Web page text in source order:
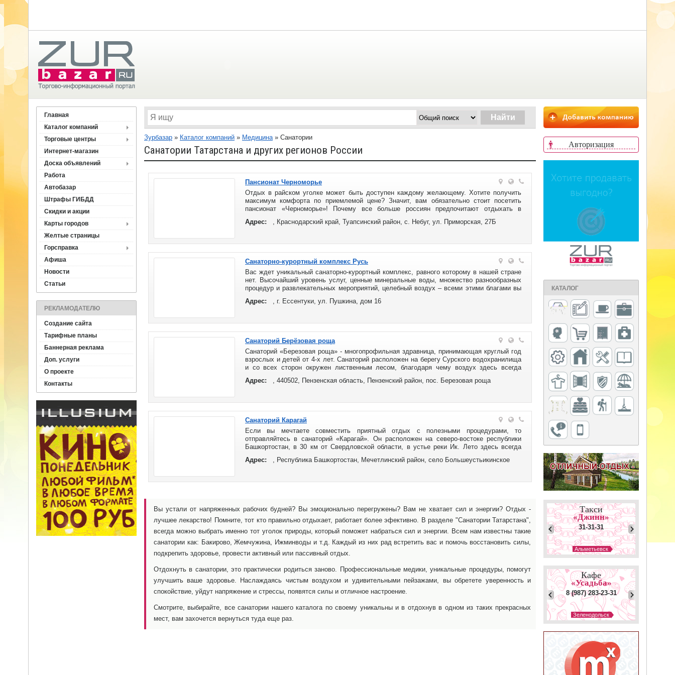
Главная
Каталог компаний
Торговые центры
Интернет-магазин
Доска объявлений
Работа
Автобазар
Штрафы ГИБДД
Скидки и акции
Карты городов
Желтые страницы
Горсправка
Афиша
Новости
Статьи
РЕКЛАМОДАТЕЛЮ
Создание сайта
Тарифные планы
Баннерная реклама
Доп. услуги
О проекте
Контакты
Авторизация
КАТАЛОГ
Такси
«Джинн»
31-31-31
Альметьевск
Такси
«Фрегат»
7-75-75
Зеленодольск
Такси
«Любимое»
4-11-11
Зеленодольск
Такси
«№ 1»
Кафе
«Усадьба»
8 (987) 283-23-31
Зеленодольск
Кафе
«Amadare»
8 (953) 403-28-09
Елабуга
Зурбазар » Каталог компаний » Медицина» Санатории
Санатории Татарстана и других регионов России
Пансионат Черноморье
Отдых в райском уголке может быть доступен каждому желающему. Хотите получить
максимум комфорта по приемлемой цене? Значит, вам обязательно стоит посетить
пансионат «Черноморье»! Почему все больше россиян предпочитают отдыхать в
Адрес: , Краснодарский край, Туапсинский район, с. Небуг, ул. Приморская, 27Б
Санаторно-курортный комплекс Русь
Вас ждет уникальный санаторно-курортный комплекс, равного которому в нашей стране
нет. Высочайший уровень услуг, ценные минеральные воды, множество разнообразных
процедур и развлекательных мероприятий, целебный воздух – всеми этими благами вы
приехать всей семьей.
Адрес: , г. Ессентуки, ул. Пушкина, дом 16
Санаторий Берёзовая роща
Санаторий «Березовая роща» - многопрофильная здравница, принимающая круглый год
взрослых и детей от 4-х лет. Санаторий расположен на берегу Сурского водохранилища
и со всех сторон окружен лиственным лесом, благодаря чему воздух здесь всегда
комфортным в любое время года для людей всех возрастов.
Адрес: , 440502, Пензенская область, Пензенский район, пос. Березовая роща
Санаторий Карагай
Если вы мечтаете совместить приятный отдых с полезными процедурами, то
отправляйтесь в санаторий «Карагай». Он расположен на северо-востоке республики
Башкортостан, в 30 км от Свердловской области, в устье реки Ик. Лето здесь всегда
Адрес: , Республика Башкортостан, Мечетлинский район, село Большеустьикинское
Вы устали от напряженных рабочих будней? Вы эмоционально перегружены? Вам не хватает сил и энергии? Отдых -
лучшее лекарство! Помните, тот кто правильно отдыхает, работает более эфективно. В разделе "Санатории Татарстана",
всегда можно выбрать именно тот уголок природы, который поможет набраться сил и энергии. Всем нам известны такие
санатории как: Бакирово, Жемчужина, Ижминводы и т.д. Каждый из них рад встретить вас и помочь восстановить силы,
подкрепить здоровье, провести активный или пассивный отдых.
Отдохнуть в санатории, это практически родиться заново. Профессиональные медики, уникальные процедуры, помогут
улучшить ваше здоровье. Наслаждаясь чистым воздухом и удивительными пейзажами, вы обретете уверенность и
спокойствие, уйдут напряжение и стрессы, появятся силы и отличное настроение.
Смотрите, выбирайте, все санатории нашего каталога по своему уникальны и в отдохнув в одном из таких прекрасных
мест, вам захочется вернуться туда еще раз.